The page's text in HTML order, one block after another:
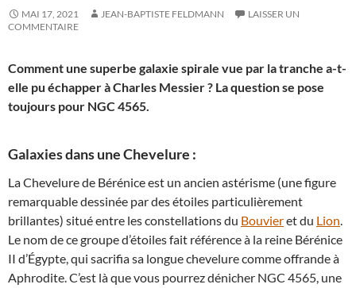
MAI 17, 2021 JEAN-BAPTISTE FELDMANN
LAISSER UN
COMMENTAIRE
Comment une superbe galaxie spirale vue par la tranche a-t-
elle pu échapper à Charles Messier ? La question se pose
toujours pour NGC 4565.
Galaxies dans une Chevelure :
La Chevelure de Bérénice est un ancien astérisme (une figure
remarquable dessinée par des étoiles particulièrement
brillantes) situé entre les constellations du Bouvieret du Lion.
Le nom de ce groupe d’étoiles fait référence à la reine Bérénice
II d’Égypte, qui sacrifia sa longue chevelure comme offrande à
Aphrodite. C’est là que vous pourrez dénicher NGC 4565, une